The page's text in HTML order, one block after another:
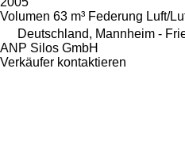
Volumen 63 m³ Federung Luft/
Deutschland, Mannheim -
ANP Silos GmbH
Verkäufer kontaktieren